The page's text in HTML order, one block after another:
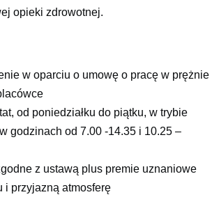
opieki zdrowotnej.
w oparciu o umowę o pracę w prężnie
od poniedziałku do piątku, w trybie
godzinach od 7.00 -14.35 i 10.25 –
z ustawą plus premie uznaniowe
i przyjazną atmosferę